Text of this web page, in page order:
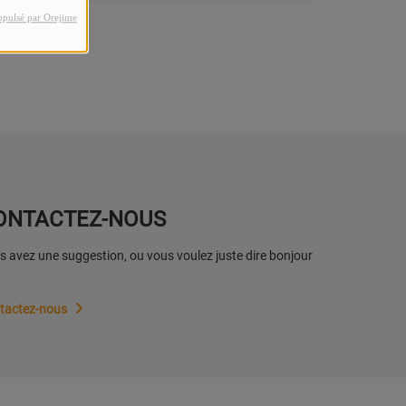
par Orejime
NOUS
avez une suggestion, ou vous voulez juste dire bonjour
nous